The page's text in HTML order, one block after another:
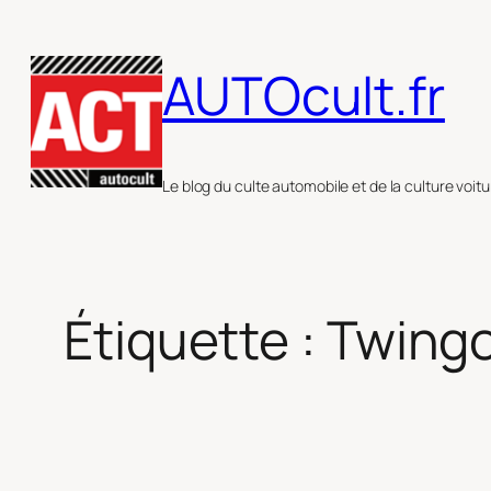
au
contenu
AUTOcult.fr
Le blog du culte automobile et de la culture
Étiquette :